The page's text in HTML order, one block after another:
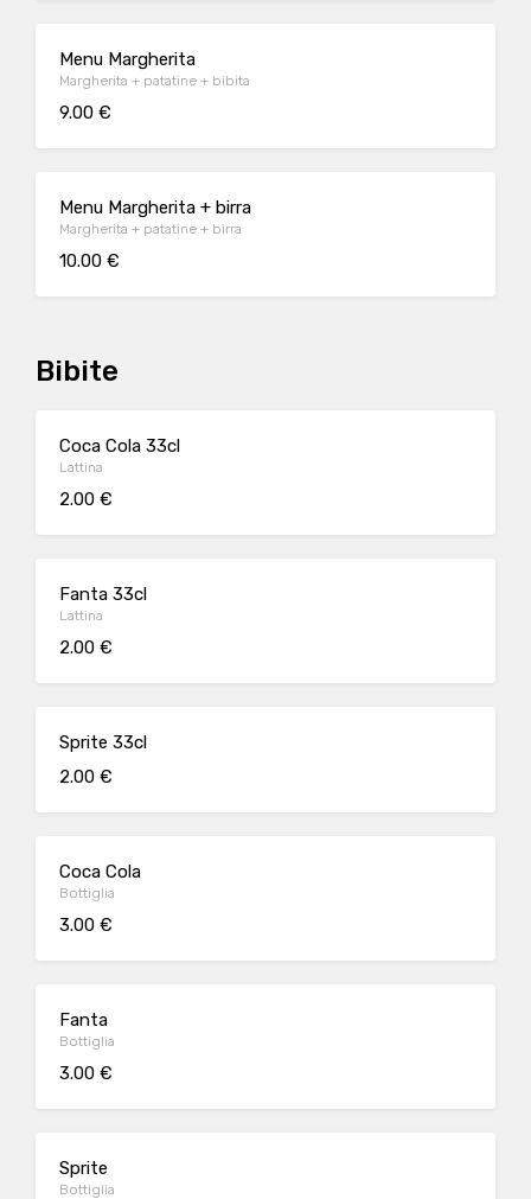
Menu Margherita
Margherita + patatine + bibita
9.00 €
Menu Margherita + birra
Margherita + patatine + birra
10.00 €
Bibite
Coca Cola 33cl
Lattina
2.00 €
Fanta 33cl
Lattina
2.00 €
Sprite 33cl
2.00 €
Coca Cola
Bottiglia
3.00 €
Fanta
Bottiglia
3.00 €
Sprite
Bottiglia